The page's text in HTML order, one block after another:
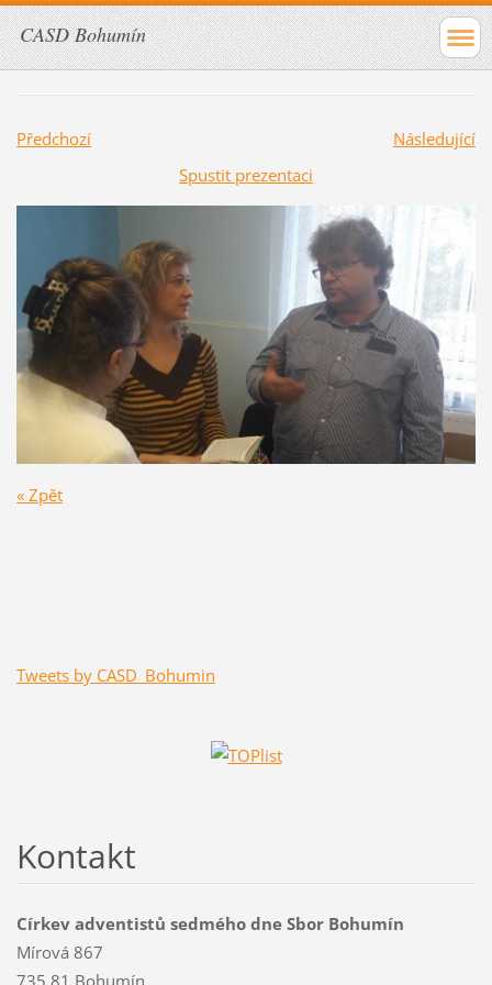
CASD Bohumín
Předchozí
Následující
Spustit prezentaci
« Zpět
Tweets by CASD_Bohumin
Kontakt
Církev adventistů sedmého dne Sbor Bohumín
Mírová 867
735 81 Bohumín